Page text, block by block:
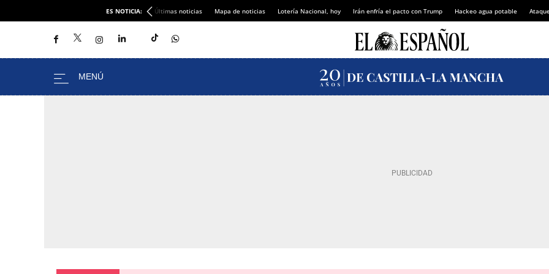
ES NOTICIA: Últimas noticias Mapa de noticias Lotería Nacional, hoy Irán enfría el pacto con Trump Hackeo agua potable